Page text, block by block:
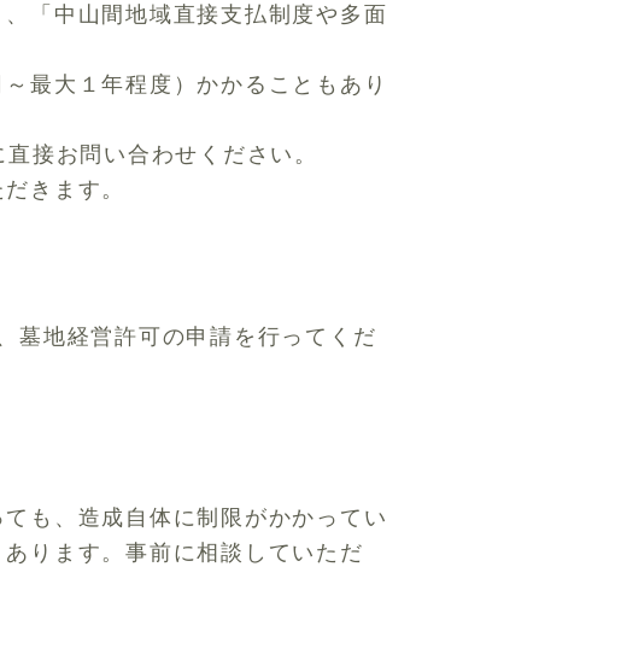
「中山間地域直接支払制度や多面
最大１年程度）かかることもあり
接お問い合わせください。
きます。
墓地経営許可の申請を行ってくだ
も、造成自体に制限がかかってい
ります。事前に相談していただ